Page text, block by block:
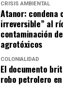
CRISIS AMBIENTAL
Atanor: condena
irreversible” al
contaminación
agrotóxicos
COLONIALIDAD
El documento
robo petrolero